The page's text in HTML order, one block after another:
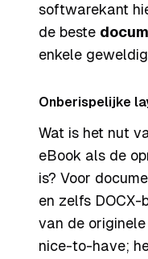
softwarekant
de beste
enkele
Onberispelijke
Wat is het nut
eBook als de
is? Voor
en zelfs DOCX-
van de
nice-to-have;